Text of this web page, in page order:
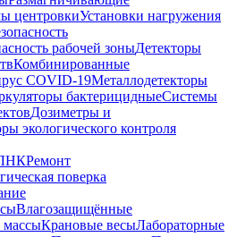
центровкиУстановки нагружения
рабочей зоныДетекторы
Комбинированные
COVID-19Металлодетекторы
бактерицидныеСистемы
Дозиметры и
экологического контроля
Ремонт
поверка
Влагозащищённые
массыКрановые весыЛабораторные